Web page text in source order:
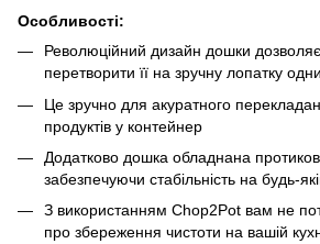
Особливості:
Революційний дизайн дошки дозволяє
перетворити її на зручну лопатку
Це зручно для акуратного
продуктів у контейнер
Додатково дошка обладнана
забезпечуючи стабільність на будь-
З використанням Chop2Pot вам не
про збереження чистоти на вашій